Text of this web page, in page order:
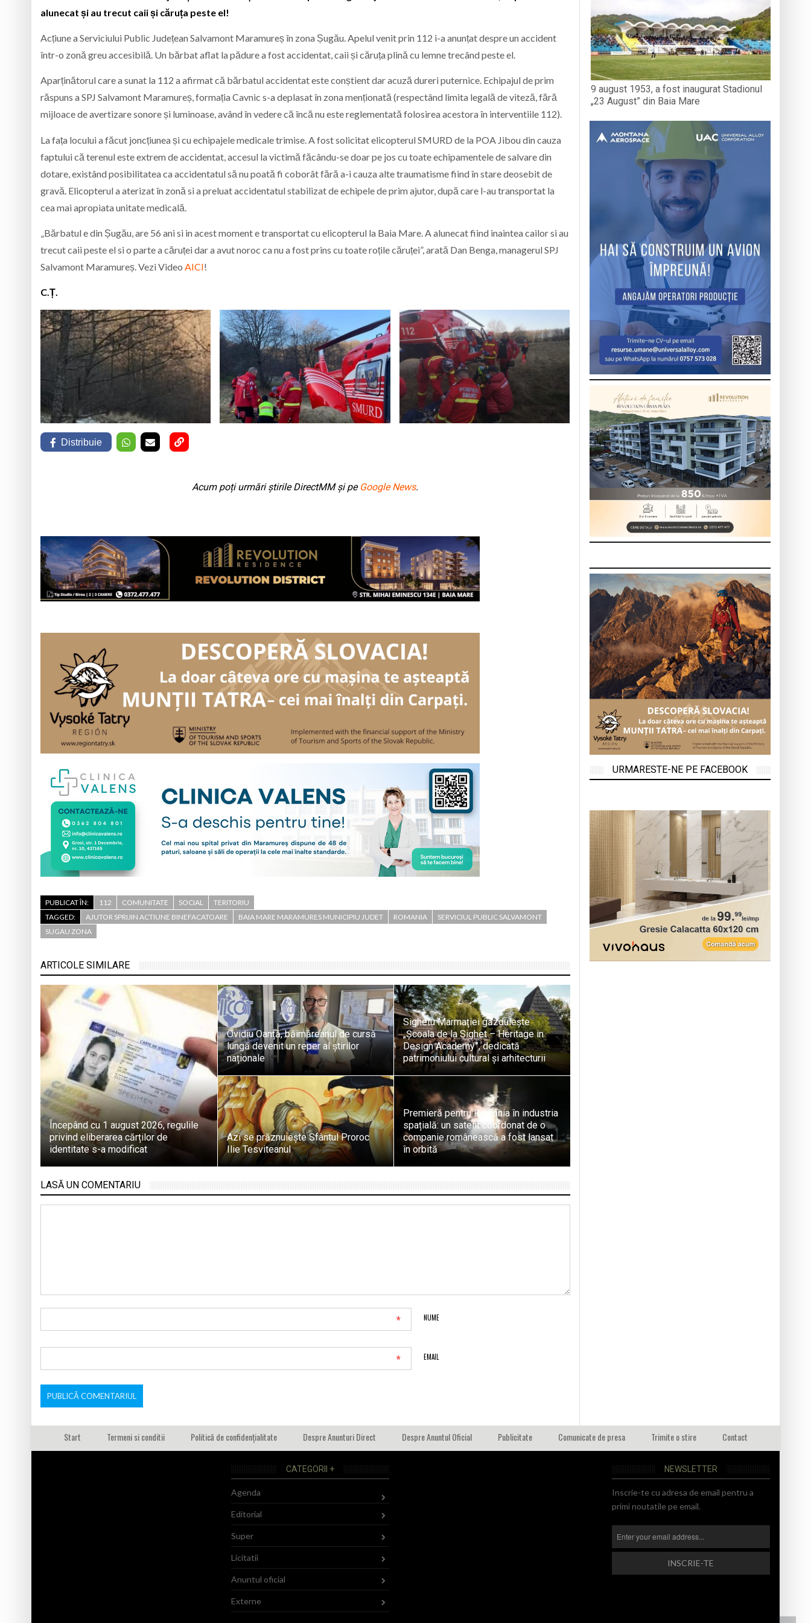
alunecat și au trecut caii și căruța peste el!
Acțiune a Serviciului Public Județean Salvamont Maramureș în zona Șugău. Apelul venit prin 112 i-a anunțat despre un accident
într-o zonă greu accesibilă. Un bărbat aflat la pădure a fost accidentat, caii și căruța plină cu lemne trecând peste el.
Aparținătorul care a sunat la 112 a afirmat că bărbatul accidentat este conștient dar acuză dureri puternice. Echipajul de prim
răspuns a SPJ Salvamont Maramureș, formația Cavnic s-a deplasat în zona menționată (respectând limita legală de viteză, fără
mijloace de avertizare sonore și luminoase, având în vedere că încă nu este reglementată folosirea acestora în interventiile 112).
La fața locului a făcut joncțiunea și cu echipajele medicale trimise. A fost solicitat elicopterul SMURD de la POA Jibou din cauza
faptului că terenul este extrem de accidentat, accesul la victimă făcându-se doar pe jos cu toate echipamentele de salvare din
dotare, existând posibilitatea ca accidentatul să nu poată fi coborât fără a-i cauza alte traumatisme fiind în stare deosebit de
gravă. Elicopterul a aterizat în zonă si a preluat accidentatul stabilizat de echipele de prim ajutor, după care l-au transportat la
cea mai apropiata unitate medicală.
„Bărbatul e din Șugău, are 56 ani si in acest moment e transportat cu elicopterul la Baia Mare. A alunecat fiind inaintea cailor si au
trecut caii peste el si o parte a căruței dar a avut noroc ca nu a fost prins cu toate roțile căruței”, arată Dan Benga, managerul SPJ
Salvamont Maramureș. Vezi Video AICI!
C.Ț.
Distribuie
Acum poți urmări știrile DirectMM și pe Google News.
PUBLICAT ÎN: 112 COMUNITATE SOCIAL
TERITORIU
TAGGED:
AJUTOR SPRIJIN ACTIUNE BINEFACATOARE BAIA MARE MARAMURES MUNICIPIU JUDET ROMANIA
SERVICIUL PUBLIC SALVAMONT
SUGAU ZONA
ARTICOLE SIMILARE
Începând cu 1 august 2026, regulile
privind eliberarea cărților de
identitate s-a modificat
Ovidiu Oanță, băimăreanul de cursă
lungă devenit un reper al știrilor
naționale
Sighetu Marmației găzduiește
„Școala de la Sighet – Heritage in
Design Academy”, dedicată
patrimoniului cultural și arhitecturii
Azi se prăznuiește Sfântul Proroc
Ilie Tesviteanul
Premieră pentru România în industria
spațială: un satelit coordonat de o
companie românească a fost lansat
în orbită
LASĂ UN COMENTARIU
NUME
*
EMAIL
*
9 august 1953, a fost inaugurat Stadionul
„23 August” din Baia Mare
URMARESTE-NE PE FACEBOOK
Start Termeni si conditii Politică de confidențialitate Despre Anunturi Direct Despre Anuntul Oficial Publicitate Comunicate de presa Trimite o stire Contact
CATEGORII +
Agenda
Editorial
Super
Licitatii
Anuntul oficial
Externe
NEWSLETTER
Inscrie-te cu adresa de email pentru a
primi noutatile pe email.